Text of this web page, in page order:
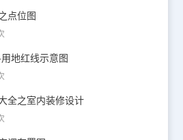
点位图
地红线示意图
全之室内装修设计